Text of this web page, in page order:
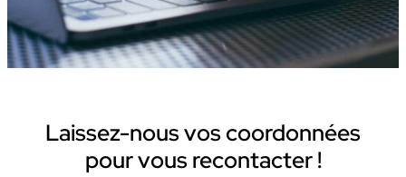
Laissez-nous vos coordonnées
pour vous recontacter !